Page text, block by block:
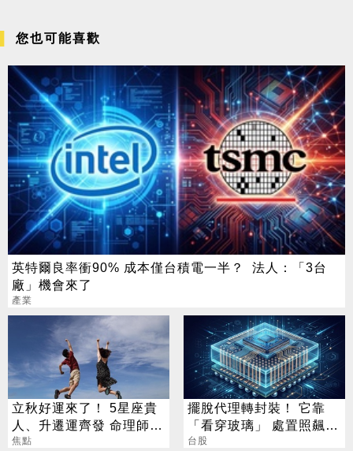
您也可能喜歡
英特爾良率衝90% 成本僅台積電一半？ 法人：「3台
廠」機會來了
產業
立秋好運來了！ 5星座貴
人、升遷運齊發 命理師：
把握黃金轉運期
焦點
擺脫代理轉封裝！ 它靠
「看穿玻璃」 處置照飆2
漲停
台股